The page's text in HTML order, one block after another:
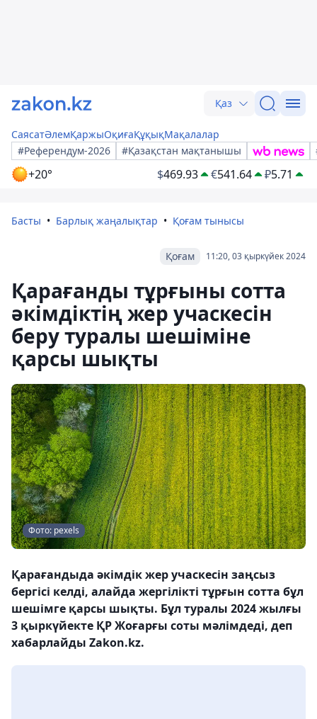
Қаз
СаясатӘлемҚаржыОқиғаҚұқықМақалалар
#Референдум-2026
#Қазақстан мақтанышы
+20° $469.93 €541.64 ₽5.71
Басты Барлық жаңалықтар Қоғам тынысы
11:20, 03 қыркүйек 2024
Қоғам
Қарағанды тұрғыны сотта
әкімдіктің жер учаскесін
беру туралы шешіміне
қарсы шықты
Фото: pexels
Қарағандыда әкімдік жер учаскесін заңсыз
бергісі келді, алайда жергілікті тұрғын сотта бұл
шешімге қарсы шықты. Бұл туралы 2024 жылғы
3 қыркүйекте ҚР Жоғарғы соты мәлімдеді, деп
хабарлайды Zakon.kz.